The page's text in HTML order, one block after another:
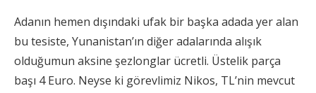
Adanın hemen dışındaki ufak bir başka adada yer alan
bu tesiste, Yunanistan’ın diğer adalarında alışık
olduğumun aksine şezlonglar ücretli. Üstelik parça
başı 4 Euro. Neyse ki görevlimiz Nikos, TL’nin mevcut